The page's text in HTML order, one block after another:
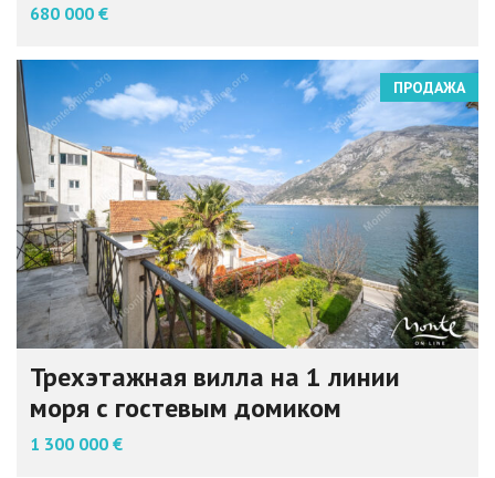
680 000 €
ПРОДАЖА
Трехэтажная вилла на 1 линии
моря с гостевым домиком
1 300 000 €